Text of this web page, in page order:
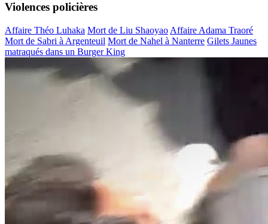
Violences policières
Affaire Théo Luhaka Mort de Liu Shaoyao Affaire Adama Traoré
Mort de Sabri à Argenteuil Mort de Nahel à Nanterre Gilets Jaunes
matraqués dans un Burger King